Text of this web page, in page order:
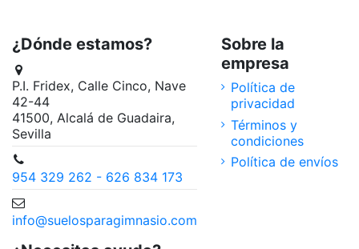
¿Dónde estamos?
P.I. Fridex, Calle Cinco, Nave
42-44
41500, Alcalá de Guadaira,
Sevilla
954 329 262 - 626 834 173
info@suelosparagimnasio.com
Sobre la
empresa
Política de
privacidad
Términos y
condiciones
Política de envíos